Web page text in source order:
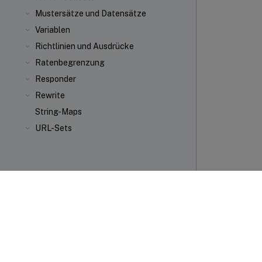
Mustersätze und Datensätze
Variablen
Richtlinien und Ausdrücke
Ratenbegrenzung
Responder
Rewrite
String-Maps
URL-Sets